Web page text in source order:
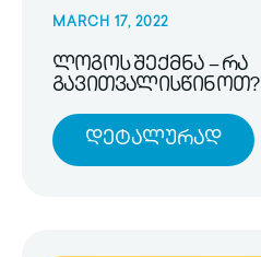
MARCH 17, 2022
ლოგოს შექმნა – რა
გავითვალისწინოთ?
Დეტალურად